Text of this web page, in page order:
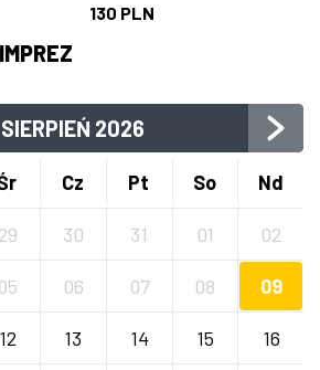
130 PLN
SIERPIEŃ 2026
Cz Pt So Nd
29 30 31 01 02
05 06 07 08 09
12 13 14 15 16